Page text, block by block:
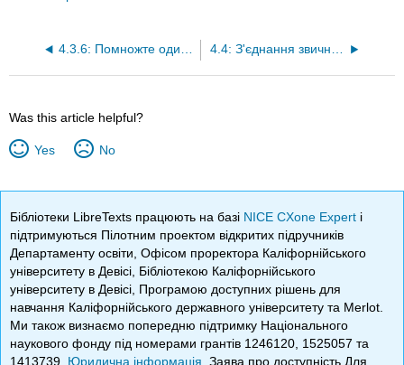
4.3.6: Помножте одиницю довжини 4.4: З'єднання звичних одиниць довжини
Was this article helpful?
Yes No
Бібліотеки LibreTexts працюють на базі NICE CXone Expert і
підтримуються Пілотним проектом відкритих підручників
Департаменту освіти, Офісом проректора Каліфорнійського
університету в Девісі, Бібліотекою Каліфорнійського
університету в Девісі, Програмою доступних рішень для
навчання Каліфорнійського державного університету та Merlot.
Ми також визнаємо попередню підтримку Національного
наукового фонду під номерами грантів 1246120, 1525057 та
1413739. Юридична інформація . Заява про доступність Для